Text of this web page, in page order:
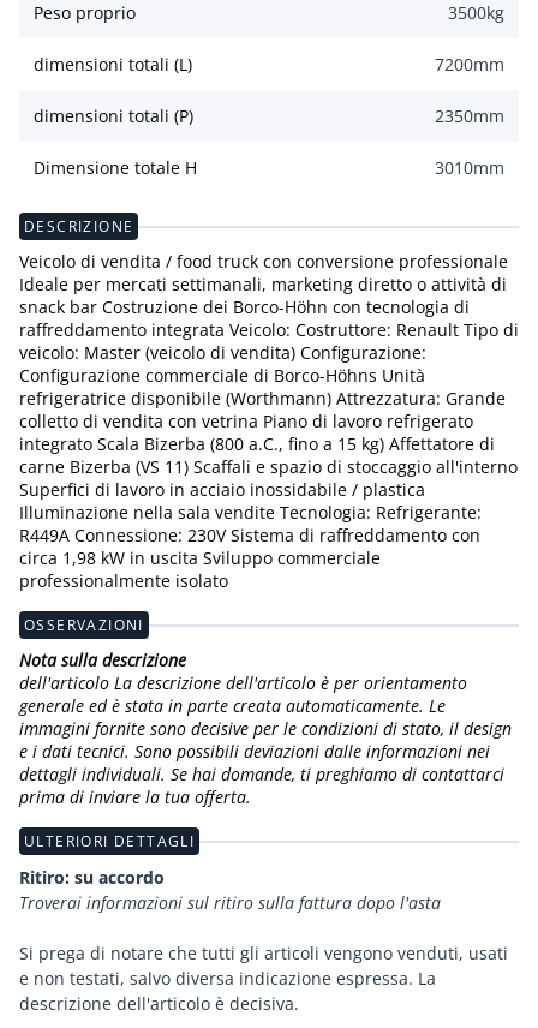
Peso proprio 3500kg
dimensioni totali (L) 7200mm
dimensioni totali (P) 2350mm
Dimensione totale H 3010mm
DESCRIZIONE
Veicolo di vendita / food truck con conversione professionale
Ideale per mercati settimanali, marketing diretto o attività di
snack bar Costruzione dei Borco-Höhn con tecnologia di
raffreddamento integrata Veicolo: Costruttore: Renault Tipo di
veicolo: Master (veicolo di vendita) Configurazione:
Configurazione commerciale di Borco-Höhns Unità
refrigeratrice disponibile (Worthmann) Attrezzatura: Grande
colletto di vendita con vetrina Piano di lavoro refrigerato
integrato Scala Bizerba (800 a.C., fino a 15 kg) Affettatore di
carne Bizerba (VS 11) Scaffali e spazio di stoccaggio all'interno
Superfici di lavoro in acciaio inossidabile / plastica
Illuminazione nella sala vendite Tecnologia: Refrigerante:
R449A Connessione: 230V Sistema di raffreddamento con
circa 1,98 kW in uscita Sviluppo commerciale
professionalmente isolato
OSSERVAZIONI
Nota sulla descrizione
dell'articolo La descrizione dell'articolo è per orientamento
generale ed è stata in parte creata automaticamente. Le
immagini fornite sono decisive per le condizioni di stato, il design
e i dati tecnici. Sono possibili deviazioni dalle informazioni nei
dettagli individuali. Se hai domande, ti preghiamo di contattarci
prima di inviare la tua offerta.
ULTERIORI DETTAGLI
Ritiro: su accordo
Troverai informazioni sul ritiro sulla fattura dopo l'asta
Si prega di notare che tutti gli articoli vengono venduti, usati
e non testati, salvo diversa indicazione espressa. La
descrizione dell'articolo è decisiva.